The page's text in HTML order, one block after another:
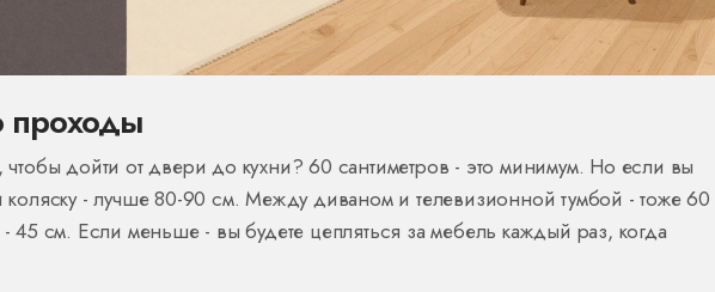
проходы
дойти от двери до кухни? 60 сантиметров - это минимум. Но если вы
коляску - лучше 80-90 см. Между диваном и телевизионной тумбой - тоже 60
см. Если меньше - вы будете цепляться за мебель каждый раз, когда